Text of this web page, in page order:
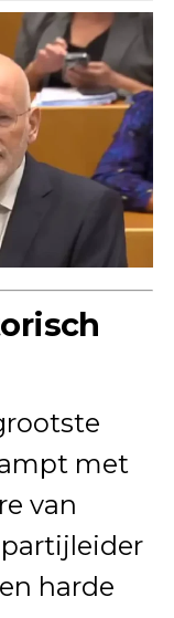
met
van
partijleider
harde